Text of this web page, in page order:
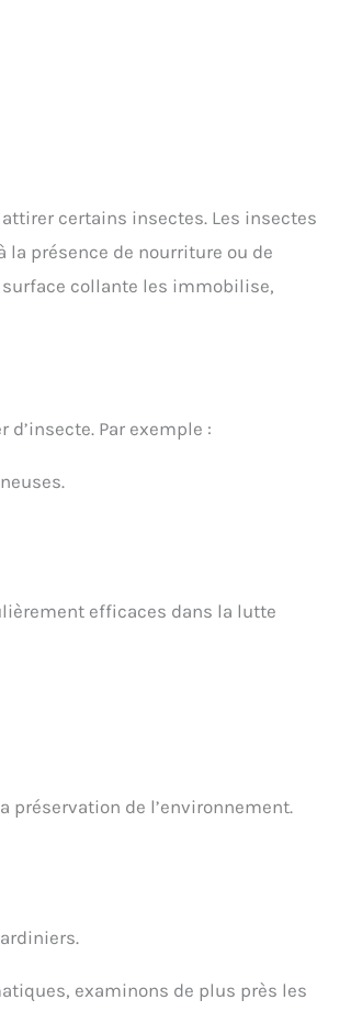
certains insectes. Les insectes
présence de nourriture ou de
surface collante les immobilise,
Par exemple :
efficaces dans la lutte
préservation de l’environnement.
examinons de plus près les